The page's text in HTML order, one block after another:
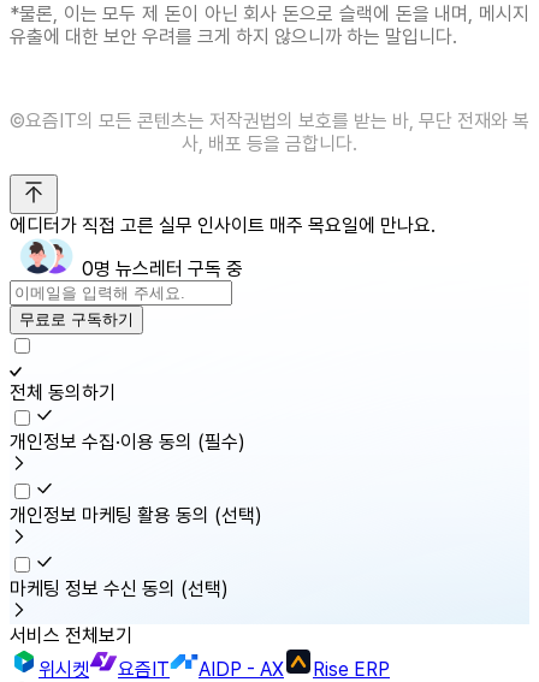
*물론, 이는 모두 제 돈이 아닌 회사 돈으로 슬랙에 돈을 내며, 메시지
유출에 대한 보안 우려를 크게 하지 않으니까 하는 말입니다.
©️요즘IT의 모든 콘텐츠는 저작권법의 보호를 받는 바, 무단 전재와 복
사, 배포 등을 금합니다.
에디터가 직접 고른 실무 인사이트 매주 목요일에 만나요.
0명 뉴스레터 구독 중
무료로 구독하기
전체 동의하기
개인정보 수집·이용 동의 (필수)
개인정보 마케팅 활용 동의 (선택)
마케팅 정보 수신 동의 (선택)
서비스 전체보기
위시켓
요즘IT AIDP - AX Rise ERP